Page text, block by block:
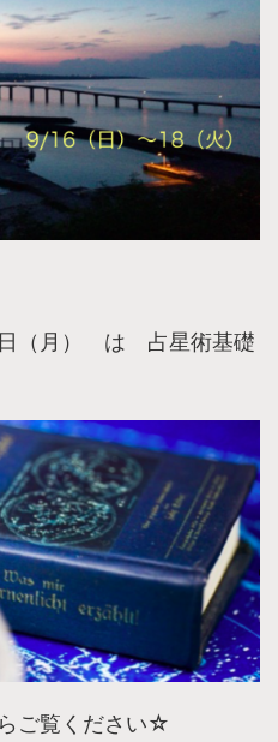
日（月） は 占星術基礎
ご覧ください☆